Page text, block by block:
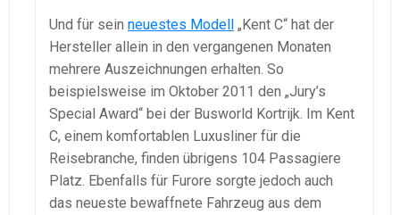
Und für sein neuestes Modell „Kent C“ hat der
Hersteller allein in den vergangenen Monaten
mehrere Auszeichnungen erhalten. So
beispielsweise im Oktober 2011 den „Jury’s
Special Award“ bei der Busworld Kortrijk. Im Kent
C, einem komfortablen Luxusliner für die
Reisebranche, finden übrigens 104 Passagiere
Platz. Ebenfalls für Furore sorgte jedoch auch
das neueste bewaffnete Fahrzeug aus dem